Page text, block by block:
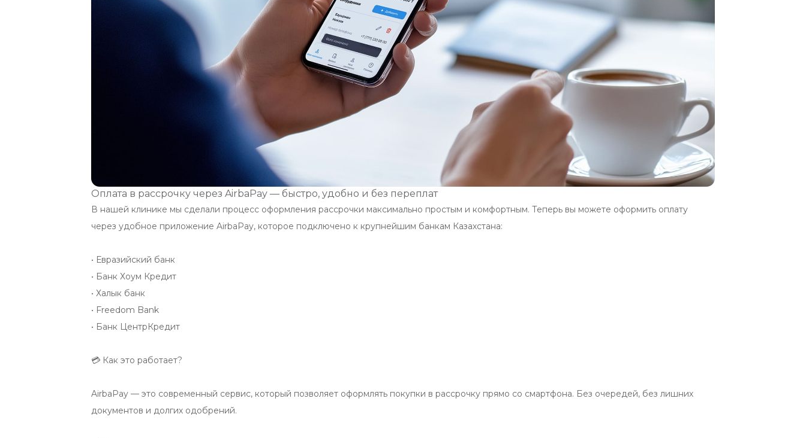
Оплата в рассрочку через AirbaPay — быстро, удобно и без переплат
В нашей клинике мы сделали процесс оформления рассрочки максимально простым и комфортным. Теперь вы можете оформить оплату
через удобное приложение AirbaPay, которое подключено к крупнейшим банкам Казахстана:
• Евразийский банк
• Банк Хоум Кредит
• Халык банк
• Freedom Bank
• Банк ЦентрКредит
💳 Как это работает?
AirbaPay — это современный сервис, который позволяет оформлять покупки в рассрочку прямо со смартфона. Без очередей, без лишних
документов и долгих одобрений.